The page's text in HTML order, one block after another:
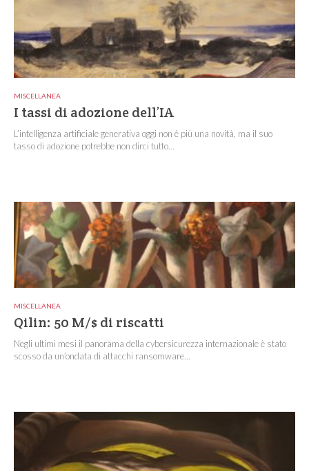
MISCELLANEA
I tassi di adozione dell’IA
L’intelligenza artificiale generativa oggi non è più una novità, ma il suo
tasso di adozione potrebbe non dirci tutto...
MISCELLANEA
Qilin: 50 M/$ di riscatti
Negli ultimi mesi il panorama della cybersicurezza internazionale è stato
scosso da un’ondata di attacchi ransomware...